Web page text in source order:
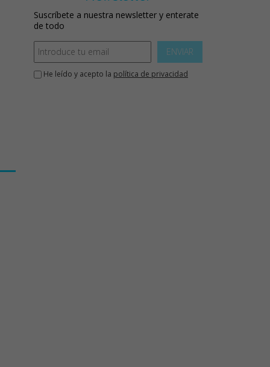
Suscríbete a nuestra newsletter y enterate
de todo
ENVIAR
He leído y acepto la política de privacidad